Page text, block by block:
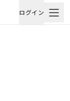
ログイン